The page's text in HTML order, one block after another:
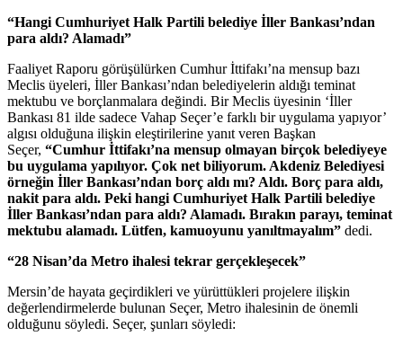
“Hangi Cumhuriyet Halk Partili belediye İller Bankası’ndan
para aldı? Alamadı”
Faaliyet Raporu görüşülürken Cumhur İttifakı’na mensup bazı
Meclis üyeleri, İller Bankası’ndan belediyelerin aldığı teminat
mektubu ve borçlanmalara değindi. Bir Meclis üyesinin ‘İller
Bankası 81 ilde sadece Vahap Seçer’e farklı bir uygulama yapıyor’
algısı olduğuna ilişkin eleştirilerine yanıt veren Başkan
Seçer, “Cumhur İttifakı’na mensup olmayan birçok belediyeye
bu uygulama yapılıyor. Çok net biliyorum. Akdeniz Belediyesi
örneğin İller Bankası’ndan borç aldı mı? Aldı. Borç para aldı,
nakit para aldı. Peki hangi Cumhuriyet Halk Partili belediye
İller Bankası’ndan para aldı? Alamadı. Bırakın parayı, teminat
mektubu alamadı. Lütfen, kamuoyunu yanıltmayalım” dedi.
“28 Nisan’da Metro ihalesi tekrar gerçekleşecek”
Mersin’de hayata geçirdikleri ve yürüttükleri projelere ilişkin
değerlendirmelerde bulunan Seçer, Metro ihalesinin de önemli
olduğunu söyledi. Seçer, şunları söyledi: